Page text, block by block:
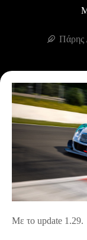
Πάρης
Με το update 1.29.